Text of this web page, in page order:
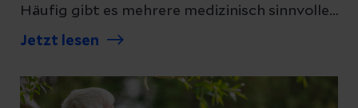
Häufig gibt es mehrere medizinisch sinnvolle
Wege, die sorgfältig gegeneinander
Behandlung geplant wird und welche
Therapie wann sinnvoll ist.
Jetzt lesen